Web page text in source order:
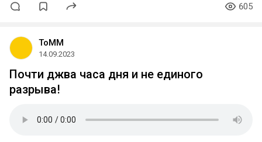
605
ToMM
14.09.2023
Почти джва часа дня и не единого
разрыва!